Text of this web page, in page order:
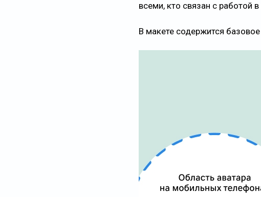
всеми, кто связан с работой
В макете содержится